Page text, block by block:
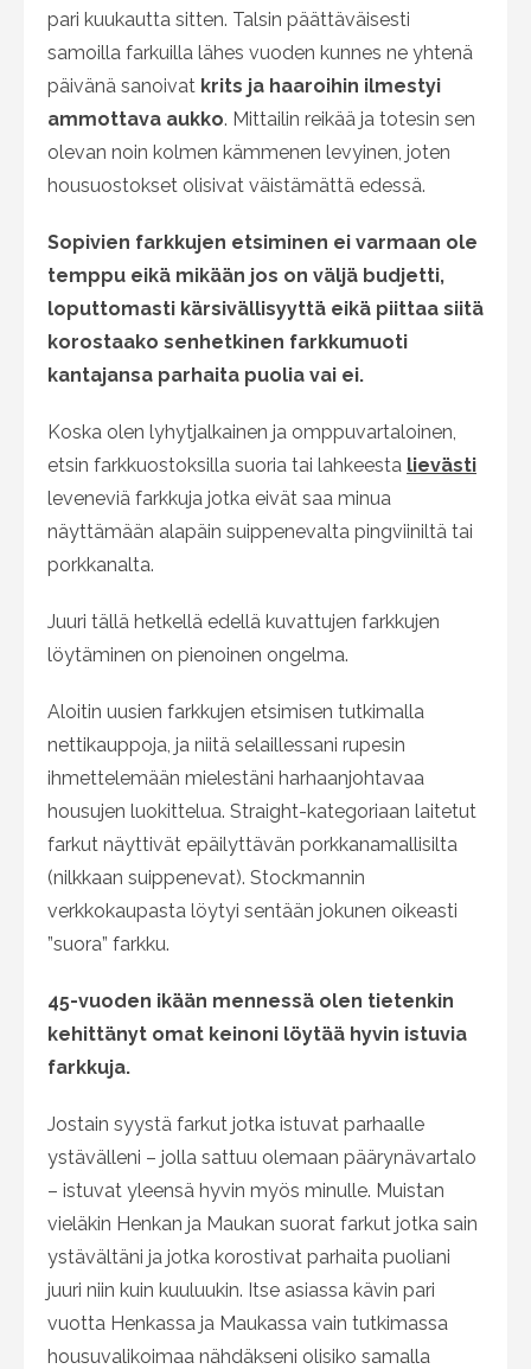
pari kuukautta sitten. Talsin päättäväisesti
samoilla farkuilla lähes vuoden kunnes ne yhtenä
päivänä sanoivat krits ja haaroihin ilmestyi
ammottava aukko. Mittailin reikää ja totesin sen
olevan noin kolmen kämmenen levyinen, joten
housuostokset olisivat väistämättä edessä.
Sopivien farkkujen etsiminen ei varmaan ole
temppu eikä mikään jos on väljä budjetti,
loputtomasti kärsivällisyyttä eikä piittaa siitä
korostaako senhetkinen farkkumuoti
kantajansa parhaita puolia vai ei.
Koska olen lyhytjalkainen ja omppuvartaloinen,
etsin farkkuostoksilla suoria tai lahkeesta lievästi
leveneviä farkkuja jotka eivät saa minua
näyttämään alapäin suippenevalta pingviiniltä tai
porkkanalta.
Juuri tällä hetkellä edellä kuvattujen farkkujen
löytäminen on pienoinen ongelma.
Aloitin uusien farkkujen etsimisen tutkimalla
nettikauppoja, ja niitä selaillessani rupesin
ihmettelemään mielestäni harhaanjohtavaa
housujen luokittelua. Straight-kategoriaan laitetut
farkut näyttivät epäilyttävän porkkanamallisilta
(nilkkaan suippenevat). Stockmannin
verkkokaupasta löytyi sentään jokunen oikeasti
”suora” farkku.
45-vuoden ikään mennessä olen tietenkin
kehittänyt omat keinoni löytää hyvin istuvia
farkkuja.
Jostain syystä farkut jotka istuvat parhaalle
ystävälleni – jolla sattuu olemaan päärynävartalo
– istuvat yleensä hyvin myös minulle. Muistan
vieläkin Henkan ja Maukan suorat farkut jotka sain
ystävältäni ja jotka korostivat parhaita puoliani
juuri niin kuin kuuluukin. Itse asiassa kävin pari
vuotta Henkassa ja Maukassa vain tutkimassa
housuvalikoimaa nähdäkseni olisiko samalla